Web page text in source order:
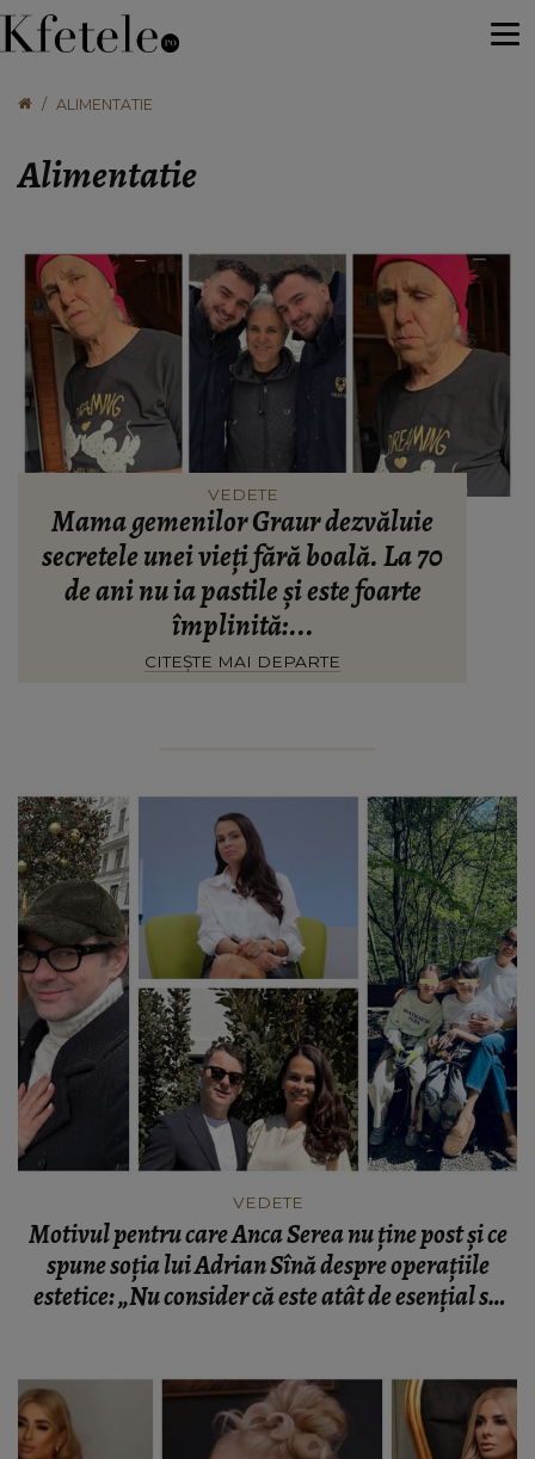
ALIMENTATIE
Alimentatie
VEDETE
Mama gemenilor Graur dezvăluie
secretele unei vieți fără boală. La 70
de ani nu ia pastile și este foarte
împlinită:...
CITEȘTE MAI DEPARTE
VEDETE
Motivul pentru care Anca Serea nu ține post și ce
spune soția lui Adrian Sînă despre operațiile
estetice: „Nu consider că este atât de esențial să